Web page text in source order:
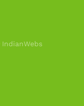
IndianWebs